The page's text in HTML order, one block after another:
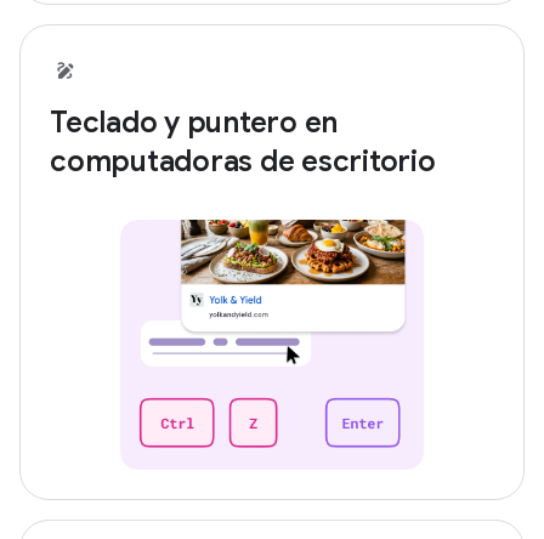
Teclado y puntero en
computadoras de escritorio